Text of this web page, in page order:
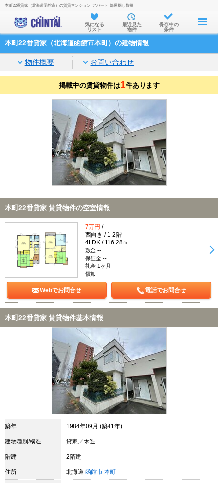
お部屋を探す
沿線・駅から
住所から
家賃相場から
通勤通学時間から
物件特集から
不動産会社から
TOP
本町22番貸家（北海道函館市）の賃貸マンション･アパート･部屋探し情報
気になる
リスト
最近見た
物件
保存中の
条件
本町22番貸家（北海道函館市本町）の建物情報
物件概要 お問い合わせ
掲載中の賃貸物件は1件あります
本町22番貸家 賃貸物件の空室情報
7万円 / --
西向き / 1-2階
4LDK / 116.28㎡
敷金 --
保証金 --
礼金 1ヶ月
償却 --
Webでお問合せ 電話でお問合せ
本町22番貸家 賃貸物件基本情報
築年 1984年09月 (築41年)
建物種別/構造 貸家／木造
階建 2階建
住所 北海道 函館市 本町